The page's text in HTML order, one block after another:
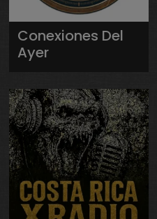
Conexiones Del
Ayer